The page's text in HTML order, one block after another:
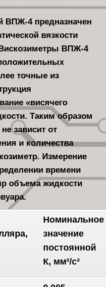
ВПЖ-4 предназначен
вязкости
ВПЖ-4
точные из
«висячего
Таким образом
зависит от
и количества
Измерение
времени
объема жидкости
Номинальное
значение
постоянной
К, мм²/с²